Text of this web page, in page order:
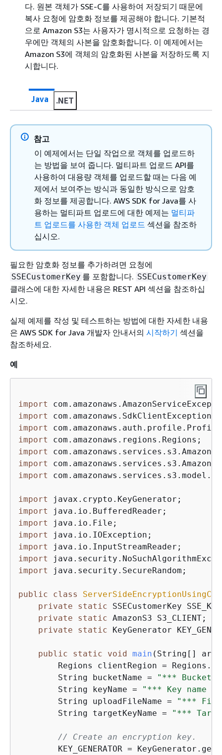
다. 원본 객체가 SSE-C를 사용하여 저장되기 때문에
복사 요청에 암호화 정보를 제공해야 합니다. 기본적
으로 Amazon S3는 사용자가 명시적으로 요청하는 경
우에만 객체의 사본을 암호화합니다. 이 예제에서는
Amazon S3에 객체의 암호화된 사본을 저장하도록 지
시합니다.
Java .NET
참고
이 예제에서는 단일 작업으로 객체를 업로드하
는 방법을 보여 줍니다. 멀티파트 업로드 API를
사용하여 대용량 객체를 업로드할 때는 다음 예
제에서 보여주는 방식과 동일한 방식으로 암호
화 정보를 제공합니다. AWS SDK for Java를 사
용하는 멀티파트 업로드에 대한 예제는 멀티파
트 업로드를 사용한 객체 업로드 섹션을 참조하
십시오.
필요한 암호화 정보를 추가하려면 요청에
SSECustomerKey 를 포함합니다. SSECustomerKey
클래스에 대한 자세한 내용은 REST API 섹션을 참조하십
시오.
실제 예제를 작성 및 테스트하는 방법에 대한 자세한 내용
은 AWS SDK for Java 개발자 안내서의 시작하기 섹션을
참조하세요.
예
import
import
import
import
import
import
import
com.amazonaws.services.s3.model.*;
import
import
import
import
import
import
import
java.security.SecureRandom;
public class
private
static SSECustomerKey
private
static AmazonS3 S3_CLIENT;
private
static KeyGenerator
public static void main (String[]
Regions clientRegion =
        String bucketName =
"*** Bucket
        String keyName =
"*** Key name
        String uploadFileName =
"***
        String targetKeyName =
"***
// Create an encryption key.
KEY_GENERATOR =